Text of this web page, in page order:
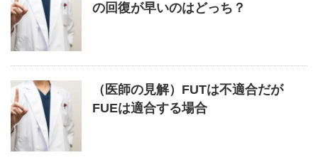
の回復が早いのはどっち？
（医師の見解）FUTは不適合だが
FUEは適合する場合